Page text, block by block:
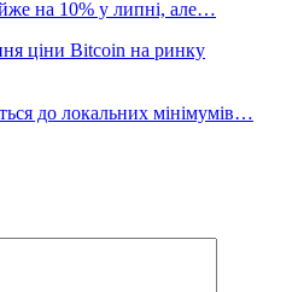
на 10% у липні, але…
до локальних мінімумів…